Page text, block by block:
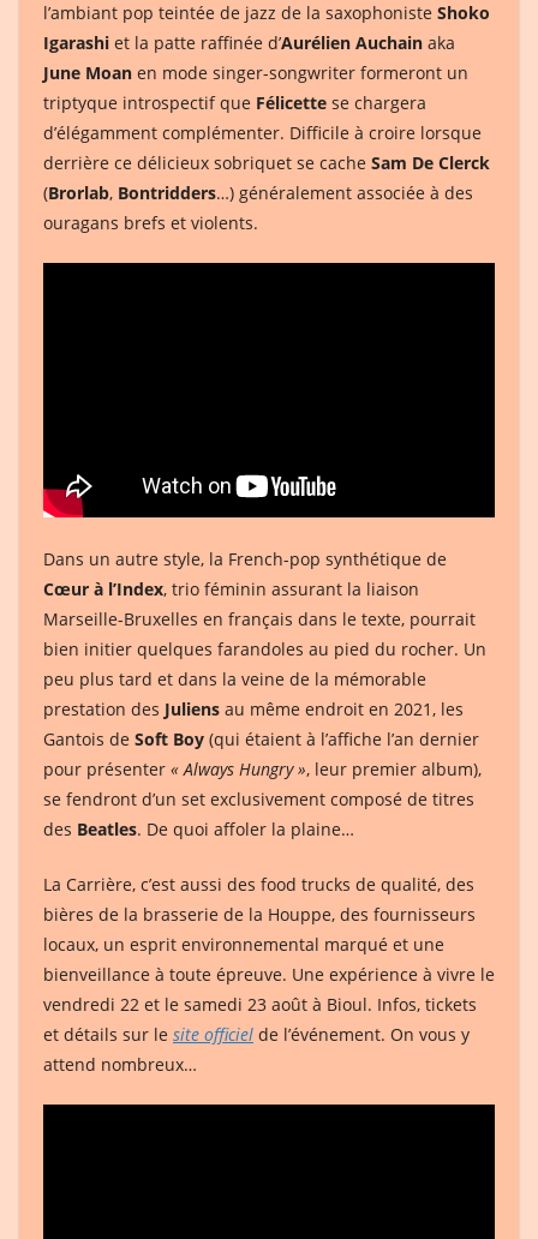
l’ambiant pop teintée de jazz de la saxophoniste Shoko
Igarashi et la patte raffinée d’Aurélien Auchain aka
June Moan en mode singer-songwriter formeront un
triptyque introspectif que Félicette se chargera
d’élégamment complémenter. Difficile à croire lorsque
derrière ce délicieux sobriquet se cache Sam De Clerck
(Brorlab, Bontridders…) généralement associée à des
ouragans brefs et violents.
Dans un autre style, la French-pop synthétique de
Cœur à l’Index, trio féminin assurant la liaison
Marseille-Bruxelles en français dans le texte, pourrait
bien initier quelques farandoles au pied du rocher. Un
peu plus tard et dans la veine de la mémorable
prestation des Juliens au même endroit en 2021, les
Gantois de Soft Boy (qui étaient à l’affiche l’an dernier
pour présenter « Always Hungry », leur premier album),
se fendront d’un set exclusivement composé de titres
des Beatles. De quoi affoler la plaine…
La Carrière, c’est aussi des food trucks de qualité, des
bières de la brasserie de la Houppe, des fournisseurs
locaux, un esprit environnemental marqué et une
bienveillance à toute épreuve. Une expérience à vivre le
vendredi 22 et le samedi 23 août à Bioul. Infos, tickets
et détails sur le site officiel de l’événement. On vous y
attend nombreux…